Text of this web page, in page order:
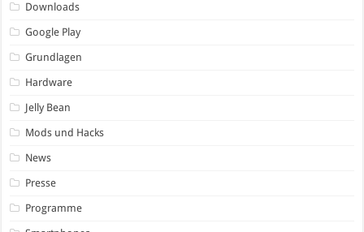
Downloads
Google Play
Grundlagen
Hardware
Jelly Bean
Mods und Hacks
News
Presse
Programme